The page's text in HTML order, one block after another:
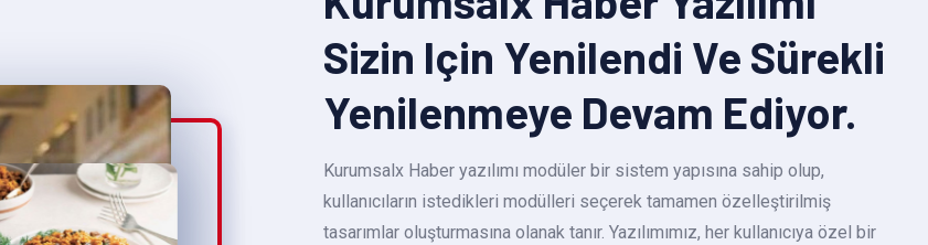
Sizin Için Yenilendi Ve Sürekli
Yenilenmeye Devam Ediyor.
Kurumsalx Haber yazılımı modüler bir sistem yapısına sahip olup,
kullanıcıların istedikleri modülleri seçerek tamamen özelleştirilmiş
tasarımlar oluşturmasına olanak tanır. Yazılımımız, her kullanıcıya özel bir